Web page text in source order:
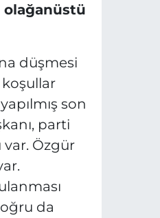
düşmesi
son
parti
var. Özgür
da